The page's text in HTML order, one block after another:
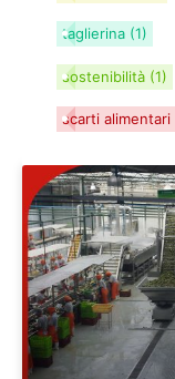
taglierina (1)
sostenibilità (1)
scarti alimentari